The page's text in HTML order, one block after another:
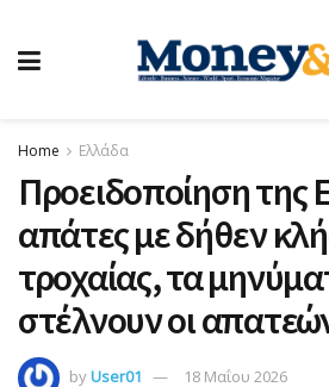
Home Ελλάδα
Προειδοποίηση της
απάτες με δήθεν
τροχαίας, τα
στέλνουν οι
byUser01 18 Μαΐου 2026